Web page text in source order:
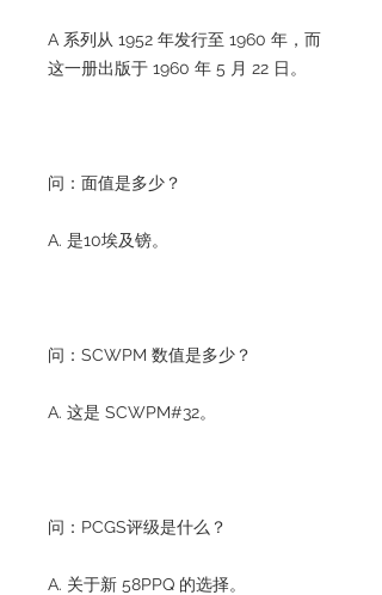
A 系列从 1952 年发行至 1960 年，而
这一册出版于 1960 年 5 月 22 日。
问：面值是多少？
A. 是10埃及镑。
问：SCWPM 数值是多少？
A. 这是 SCWPM#32。
问：PCGS评级是什么？
A. 关于新 58PPQ 的选择。